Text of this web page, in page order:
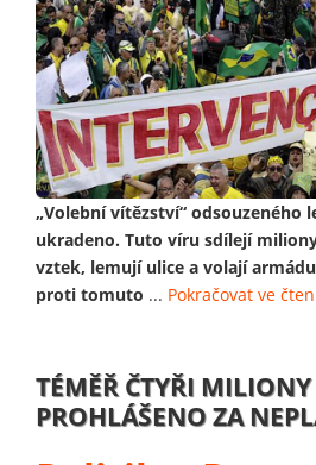
„Volební vítězství“ odsouzeného
ukradeno. Tuto víru sdílejí
vztek, lemují ulice a volají
proti tomuto ... Pokračovat ve
TÉMĚŘ ČTYŘI
PROHLÁŠENO ZA